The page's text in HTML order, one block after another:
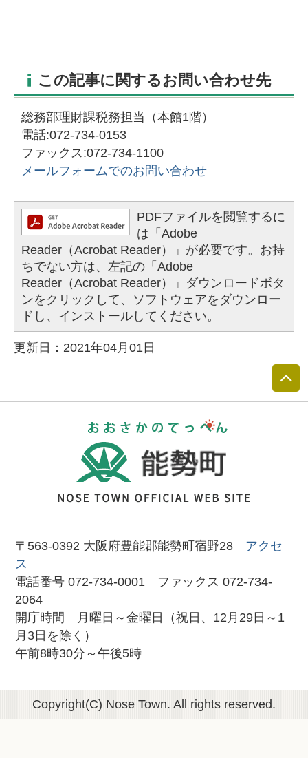
この記事に関するお問い合わせ先
総務部理財課税務担当（本館1階）
電話:072-734-0153
ファックス:072-734-1100
メールフォームでのお問い合わせ
PDFファイルを閲覧するに
は「Adobe
Reader（Acrobat Reader）」が必要です。お持
ちでない方は、左記の「Adobe
Reader（Acrobat Reader）」ダウンロードボタ
ンをクリックして、ソフトウェアをダウンロー
ドし、インストールしてください。
更新日：2021年04月01日
〒563-0392 大阪府豊能郡能勢町宿野28 アクセ
ス
電話番号 072-734-0001 ファックス 072-734-
2064
開庁時間 月曜日～金曜日（祝日、12月29日～1
月3日を除く）
午前8時30分～午後5時
Copyright(C) Nose Town. All rights reserved.